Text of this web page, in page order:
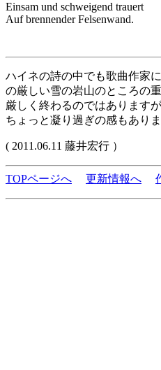
Einsam und schweigend trauert
Auf brennender Felsenwand.
ハイネの詩の中でも歌曲作家
の厳しい雪の岩山のところの
厳しく終わるのではありますが
ちょっと凝り過ぎの感もあり
( 2011.06.11 藤井宏行 ）
TOPページへ 更新情報へ